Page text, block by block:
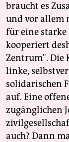
braucht es
und vor allem
für eine starke
kooperiert
Zentrum". Die
linke,
solidarischen
auf. Eine
zugänglichen
auch? Dann